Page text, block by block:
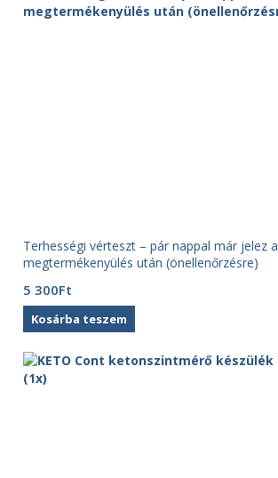
Terhességi vérteszt – pár nappal már jelez a
megtermékenyülés után (önellenőrzésre)
5 300Ft
Kosárba teszem